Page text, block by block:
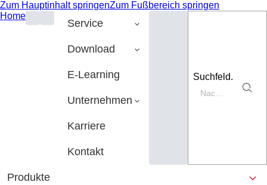
Zum Hauptinhalt springenZum Fußbereich springen
Home
Service
Download
E-Learning
Unternehmen
Karriere
Kontakt
Suchfeld.
Produkte